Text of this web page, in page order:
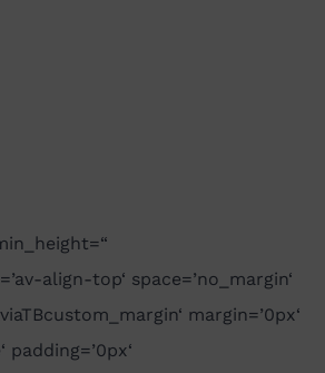
align-top‘ space=’no_margin‘
margin=’0px‘
padding=’0px‘